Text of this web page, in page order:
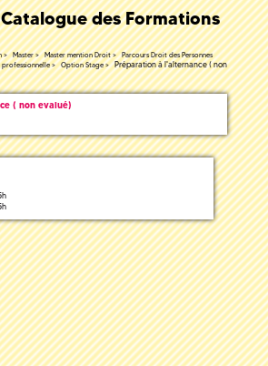
Catalogue des Formations
Master Master mention Droit
Parcours Droit des Personnes
professionnelle Option Stage
Préparation à l'alternance ( non
( non evalué)